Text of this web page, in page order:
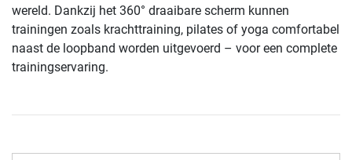
wereld. Dankzij het 360° draaibare scherm kunnen
trainingen zoals krachttraining, pilates of yoga comfortabel
naast de loopband worden uitgevoerd – voor een complete
trainingservaring.